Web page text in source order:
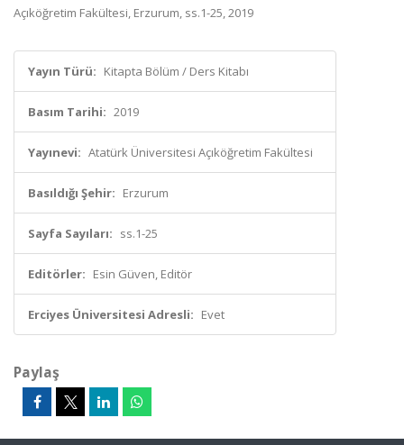
Açıköğretim Fakültesi, Erzurum, ss.1-25, 2019
Yayın Türü: Kitapta Bölüm / Ders Kitabı
Basım Tarihi: 2019
Yayınevi: Atatürk Üniversitesi Açıköğretim Fakültesi
Basıldığı Şehir: Erzurum
Sayfa Sayıları: ss.1-25
Editörler: Esin Güven, Editör
Erciyes Üniversitesi Adresli: Evet
Paylaş